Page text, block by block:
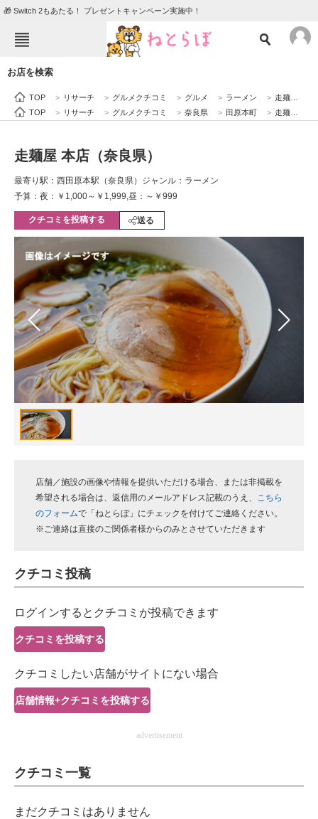
🎁 Switch 2もあたる！ プレゼントキャンペーン実施中！
エンタメ クイズ
住まい
動物 リサーチ
会員記事
メディア
注目記事を集めた総合ページ
ITの今と未来を見通す
スマホと通信の最新トレンド
進化するPCとデバイスの未来
好きが集まる 比べて選べる
ビジネスと働き方のヒント
企業ITのトレンドを詳説
経営リーダーのコミュニティ
ITエンジニア向け専門サイト
企業向けIT製品の総合サイト
IT製品の技術・比較・事例
製造業のIT導入・活用を支援
エレクトロニクス専門サイト
電子設計の基本と応用
お店を検索
TOP > リサーチ > グルメクチコミ > グルメ > ラーメン > 走麺屋 本店（奈良県）
TOP
> リサーチ > グルメクチコミ > 奈良県 > 田原本町 > 走麺屋 本店（奈良県）
走麺屋 本店（奈良県）
最寄り駅：西田原本駅（奈良県） ジャンル：ラーメン
予算：夜：￥1,000～￥1,999,昼：～￥999
クチコミを投稿する 送る
店舗／施設の画像や情報を提供いただける場合、または非掲載を
希望される場合は、返信用のメールアドレス記載のうえ、 こちら
のフォームで「ねとらぼ」にチェックを付けてご連絡ください。
※ご連絡は直接のご関係者様からのみとさせていただきます
クチコミ投稿
ログインするとクチコミが投稿できます
クチコミを投稿する
クチコミしたい店舗がサイトにない場合
店舗情報+クチコミを投稿する
advertisement
クチコミ一覧
まだクチコミはありません